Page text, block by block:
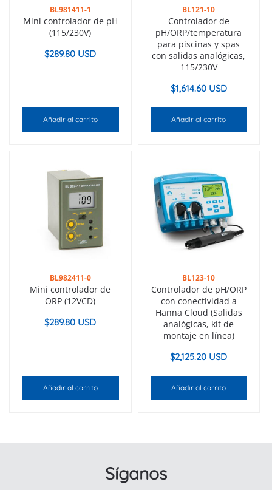
BL981411-1
Mini controlador de pH
(115/230V)
$289.80 USD
Añadir al carrito
BL121-10
Controlador de
pH/ORP/temperatura
para piscinas y spas
con salidas analógicas,
115/230V
$1,614.60 USD
Añadir al carrito
BL982411-0
Mini controlador de
ORP (12VCD)
$289.80 USD
Añadir al carrito
BL123-10
Controlador de pH/ORP
con conectividad a
Hanna Cloud (Salidas
analógicas, kit de
montaje en línea)
$2,125.20 USD
Añadir al carrito
Síganos